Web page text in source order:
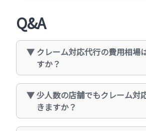
Q&A
クレーム対応代行の費用相場
すか？
少人数の店舗でもクレーム対
きますか？